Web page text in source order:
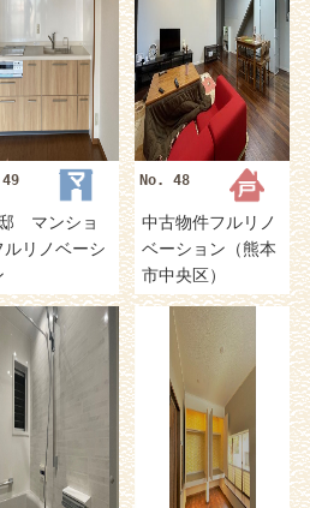
マンショ
ルリノベーシ
No. 48
中古物件フルリノ
ベーション（熊本
市中央区）